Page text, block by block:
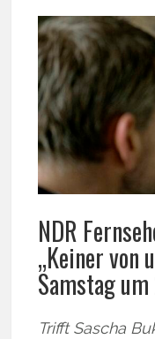
NDR
„Keiner von
Samstag
Trifft Sascha